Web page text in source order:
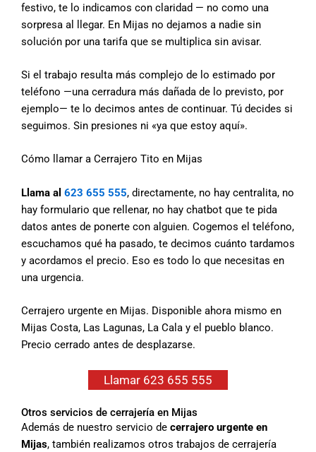
festivo, te lo indicamos con claridad — no como una
sorpresa al llegar. En Mijas no dejamos a nadie sin
solución por una tarifa que se multiplica sin avisar.
Si el trabajo resulta más complejo de lo estimado por
teléfono —una cerradura más dañada de lo previsto, por
ejemplo— te lo decimos antes de continuar. Tú decides si
seguimos. Sin presiones ni «ya que estoy aquí».
Cómo llamar a Cerrajero Tito en Mijas
Llama al 623 655 555, directamente, no hay centralita, no
hay formulario que rellenar, no hay chatbot que te pida
datos antes de ponerte con alguien. Cogemos el teléfono,
escuchamos qué ha pasado, te decimos cuánto tardamos
y acordamos el precio. Eso es todo lo que necesitas en
una urgencia.
Cerrajero urgente en Mijas. Disponible ahora mismo en
Mijas Costa, Las Lagunas, La Cala y el pueblo blanco.
Precio cerrado antes de desplazarse.
Llamar 623 655 555
Otros servicios de cerrajería en Mijas
Además de nuestro servicio de cerrajero urgente en
Mijas, también realizamos otros trabajos de cerrajería